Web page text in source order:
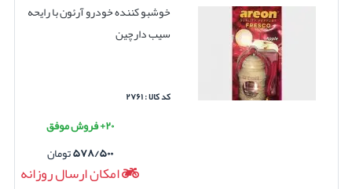
خوشبو کننده خودرو آرئون با رایحه
سیب دارچین
کد کالا : ۲۷۶۱
۲۰+ فروش موفق
۵۷۸/۵۰۰تومان
امکان ارسال روزانه